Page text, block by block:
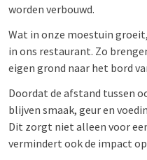
worden verbouwd.
Wat in onze moestuin
in ons restaurant. Zo
eigen grond naar het bord
Doordat de afstand tussen
blijven smaak, geur en
Dit zorgt niet alleen voor
vermindert ook de impact